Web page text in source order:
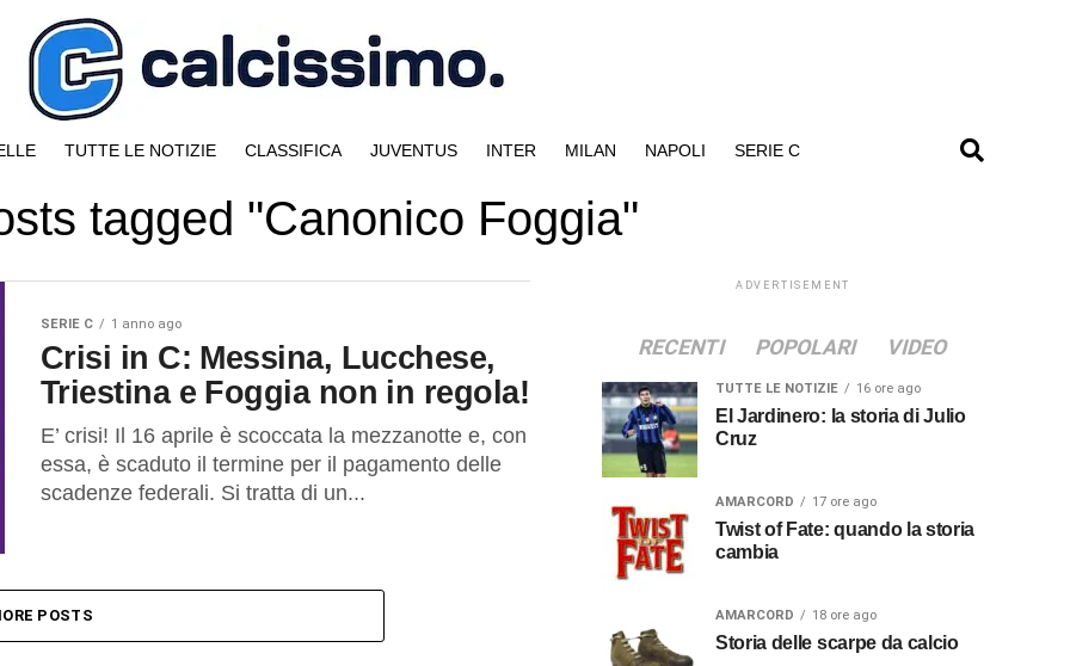
TUTTE LE NOTIZIE CLASSIFICA JUVENTUS INTER MILAN NAPOLI SERIE C
tagged "Canonico Foggia"
SERIE C 1 anno ago
Crisi in C: Messina, Lucchese,
Triestina e Foggia non in regola!
E’ crisi! Il 16 aprile è scoccata la mezzanotte e, con
essa, è scaduto il termine per il pagamento delle
scadenze federali. Si tratta di un...
POSTS
ADVERTISEMENT
RECENTI POPOLARI VIDEO
TUTTE LE NOTIZIE 16 ore ago
El Jardinero: la storia di Julio
Cruz
AMARCORD 17 ore ago
Twist of Fate: quando la storia
cambia
AMARCORD 18 ore ago
Storia delle scarpe da calcio